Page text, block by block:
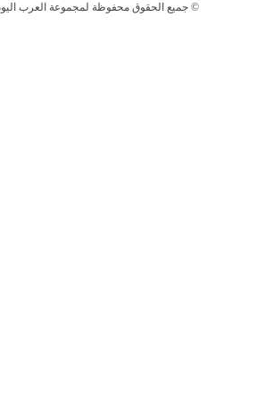
جميع الحقوق محفوظة لمجموعة العرب اليوم الاعلامية 2025 ©